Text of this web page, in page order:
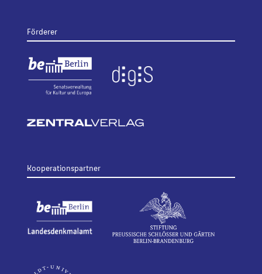
Förderer
Kooperationspartner